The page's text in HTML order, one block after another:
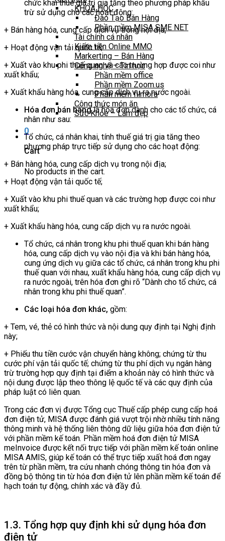
KHÓA HỌC
Đào Tạo Bán Hàng
Phần mềm MISA SME NET
Tài chính cá nhân
Kiếm tiền Online MMO
Markerting – Bán Hàng
Công nghệ – Tin học
Phần mềm office
Phần mềm Zoom.us
Phần mềm filmora
Công thức món ăn
Sức Khỏe – Làm đẹp
0
Cart
No products in the cart.
chức khai thuế giá trị gia tăng theo phương pháp khấu
trừ sử dụng cho các hoạt động:
+ Bán hàng hóa, cung cấp dịch vụ trong nội địa;
+ Hoạt động vận tải quốc tế;
+ Xuất vào khu phi thuế quan và các trường hợp được coi như
xuất khẩu;
+ Xuất khẩu hàng hóa, cung cấp dịch vụ ra nước ngoài.
Hóa đơn bán hànglà hóa đơn dành cho các tổ chức, cá
nhân như sau:
Tổ chức, cá nhân khai, tính thuế giá trị gia tăng theo
phương pháp trực tiếp sử dụng cho các hoạt động:
+ Bán hàng hóa, cung cấp dịch vụ trong nội địa;
+ Hoạt động vận tải quốc tế;
+ Xuất vào khu phi thuế quan và các trường hợp được coi như
xuất khẩu;
+ Xuất khẩu hàng hóa, cung cấp dịch vụ ra nước ngoài.
Tổ chức, cá nhân trong khu phi thuế quan khi bán hàng
hóa, cung cấp dịch vụ vào nội địa và khi bán hàng hóa,
cung ứng dịch vụ giữa các tổ chức, cá nhân trong khu phi
thuế quan với nhau, xuất khẩu hàng hóa, cung cấp dịch vụ
ra nước ngoài, trên hóa đơn ghi rõ “Dành cho tổ chức, cá
nhân trong khu phi thuế quan”.
Các loại hóa đơn khác, gồm:
+ Tem, vé, thẻ có hình thức và nội dung quy định tại Nghị định
này;
+ Phiếu thu tiền cước vận chuyển hàng không; chứng từ thu
cước phí vận tải quốc tế; chứng từ thu phí dịch vụ ngân hàng
trừ trường hợp quy định tại điểm a khoản này có hình thức và
nội dung được lập theo thông lệ quốc tế và các quy định của
pháp luật có liên quan.
Trong các đơn vị được Tổng cục Thuế cấp phép cung cấp hoá
đơn điện tử, MISA được đánh giá vượt trội nhờ nhiều tính năng
thông minh và hệ thống liên thông dữ liệu giữa hóa đơn điện tử
với phần mềm kế toán. Phần mềm hoá đơn điện tử MISA
meInvoice được kết nối trực tiếp với phần mềm kế toán online
MISA AMIS, giúp kế toán có thể trực tiếp xuất hoá đơn ngay
trên từ phần mềm, tra cứu nhanh chóng thông tin hóa đơn và
đồng bộ thông tin từ hóa đơn điện tử lên phần mềm kế toán để
hạch toán tự động, chính xác và đầy đủ.
1.3. Tổng hợp quy định khi sử dụng hóa đơn
điện tử